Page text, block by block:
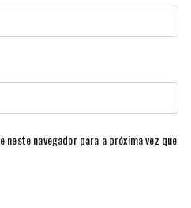
neste navegador para a próxima vez que